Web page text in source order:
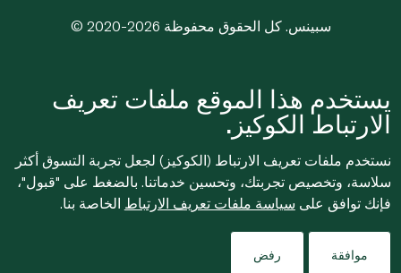
© 2020-2026 سبينس. كل الحقوق محفوظة
يستخدم هذا الموقع ملفات تعريف
الارتباط الكوكيز.
نستخدم ملفات تعريف الارتباط (الكوكيز) لجعل تجربة التسوق أكثر
سلاسة، وتخصيص تجربتك، وتحسين خدماتنا. بالضغط على "قبول"،
فإنك توافق على سياسة ملفات تعريف الارتباط الخاصة بنا.
موافقة رفض